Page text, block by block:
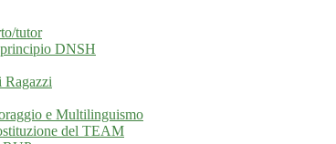
tutor
DNSH
Ragazzi
e Multilinguismo
del TEAM